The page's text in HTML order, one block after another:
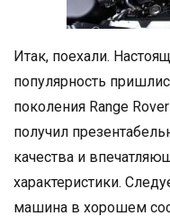
Итак, поехали.
популярность
поколения Range
получил
качества и
характеристики.
машина в хорошем